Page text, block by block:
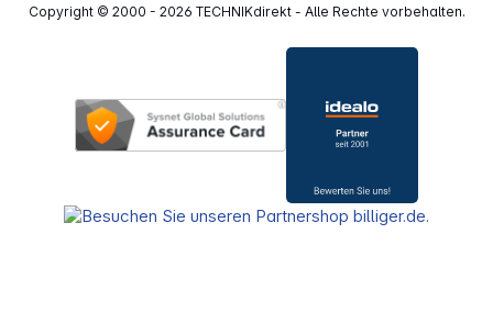
Copyright © 2000 - 2026 TECHNIKdirekt - Alle Rechte vorbehalten.